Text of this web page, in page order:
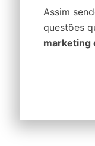
Assim
questões
marketing